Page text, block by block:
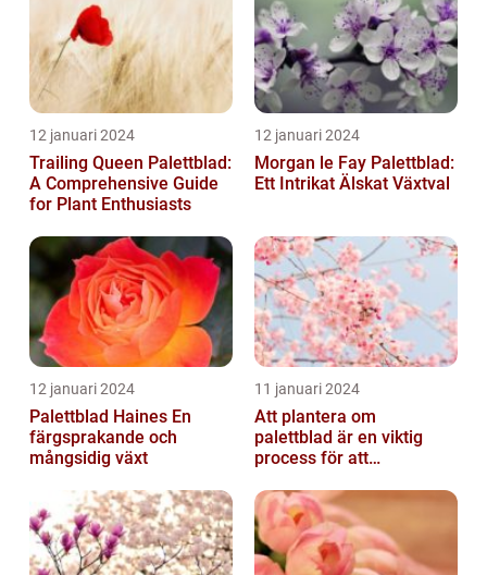
12 januari 2024
Trailing Queen Palettblad:
A Comprehensive Guide
for Plant Enthusiasts
12 januari 2024
Morgan le Fay Palettblad:
Ett Intrikat Älskat Växtval
12 januari 2024
Palettblad Haines En
färgsprakande och
mångsidig växt
11 januari 2024
Att plantera om
palettblad är en viktig
process för att
överlevnad och tillväxt...